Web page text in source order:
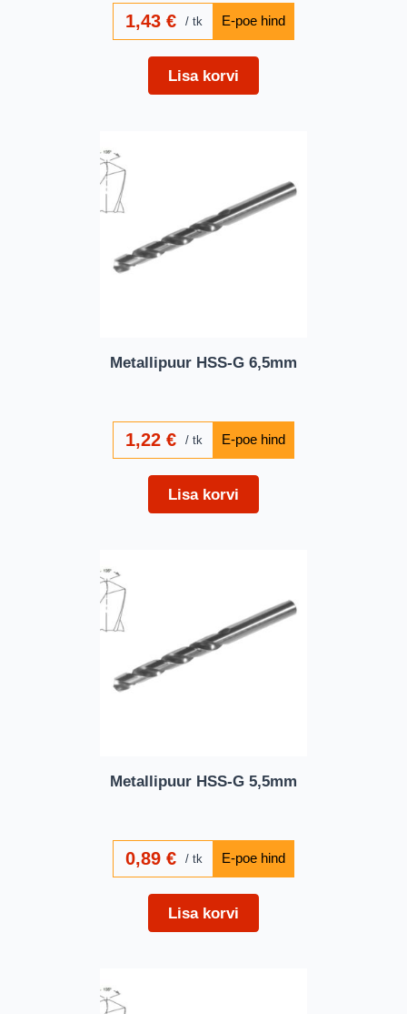
1,43€ tk
Lisa korvi
Metallipuur HSS-G 6,5mm
1,22€ tk
Lisa korvi
Metallipuur HSS-G 5,5mm
0,89€ tk
Lisa korvi